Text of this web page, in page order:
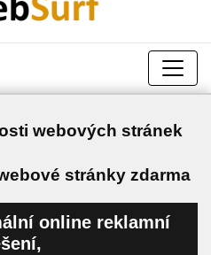
webových stránek
stránky zdarma
online reklamní